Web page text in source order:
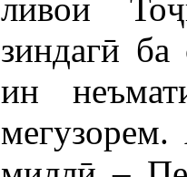
ливои
зиндагӣ
ин
мегузорем.